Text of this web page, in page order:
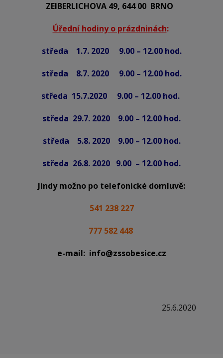
ZEIBERLICHOVA 49, 644 00 BRNO
Úřední hodiny o prázdninách:
středa 1.7. 2020 9.00 – 12.00 hod.
středa 8.7. 2020 9.00 – 12.00 hod.
středa 15.7.2020 9.00 – 12.00 hod.
středa 29.7. 2020 9.00 – 12.00 hod.
středa 5.8. 2020 9.00 – 12.00 hod.
středa 26.8. 2020 9.00 – 12.00 hod.
Jindy možno po telefonické domluvě:
541 238 227
777 582 448
e-mail: info@zssobesice.cz
25.6.2020